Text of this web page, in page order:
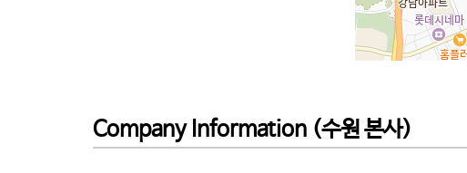
Company Information (수원 본사)